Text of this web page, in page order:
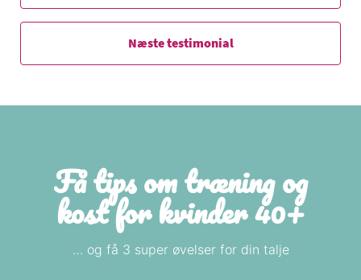
Næste testimonial
Få tips om træning og
kost for kvinder 40+
… og få 3 super øvelser for din talje